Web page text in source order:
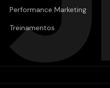
Performance Marketing
Treinamentos